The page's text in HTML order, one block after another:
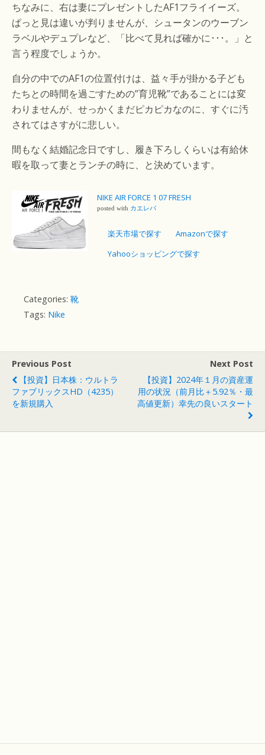
ちなみに、右は妻にプレゼントしたAF1フライイーズ。
ぱっと見は違いが判りませんが、シュータンのウーブン
ラベルやデュプレなど、「比べて見れば確かに･･･。」と
言う程度でしょうか。
自分の中でのAF1の位置付けは、益々手が掛かる子ども
たちとの時間を過ごすための”育児靴”であることには変
わりませんが、せっかくまだピカピカなのに、すぐに汚
されてはさすがに悲しい。
間もなく結婚記念日ですし、履き下ろしくらいは有給休
暇を取って妻とランチの時に、と決めています。
NIKE AIR FORCE 1 07 FRESH
posted with カエレバ
楽天市場で探す
Amazonで探す
Yahooショッピングで探す
Categories: 靴
Tags: Nike
Previous Post
【投資】日本株：ウルトラ
ファブリックスHD（4235）
を新規購入
Next Post
【投資】2024年１月の資産運
用の状況（前月比＋5.92％・最
高値更新）幸先の良いスタート